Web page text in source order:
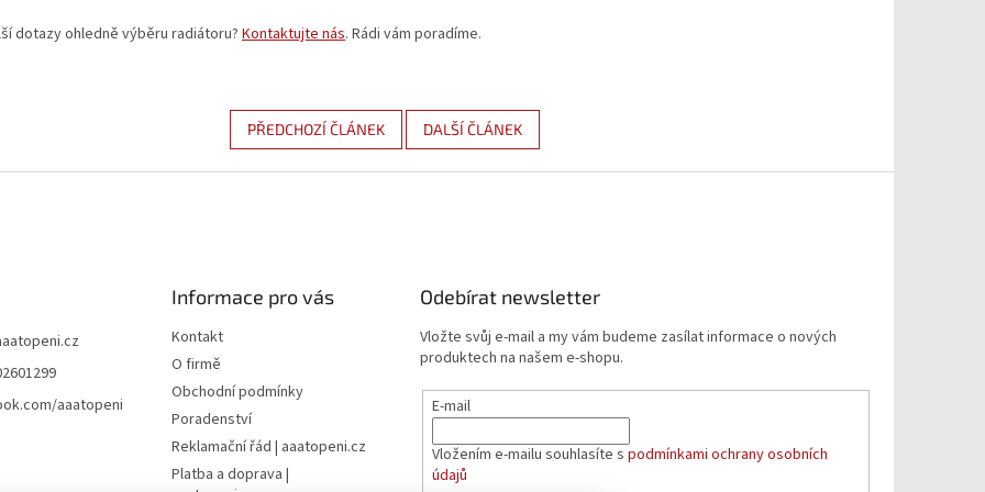
dotazy ohledně výběru radiátoru? Kontaktujte nás. Rádi vám poradíme.
PŘEDCHOZÍ ČLÁNEK DALŠÍ ČLÁNEK
aaatopeni
Informace pro vás
Kontakt
O firmě
Obchodní podmínky
Poradenství
Reklamační řád | aaatopeni.cz
Platba a doprava |
Odebírat newsletter
Vložte svůj e-mail a my vám budeme zasílat informace o nových
produktech na našem e-shopu.
E-mail
Vložením e-mailu souhlasíte spodmínkami ochrany osobních
údajů